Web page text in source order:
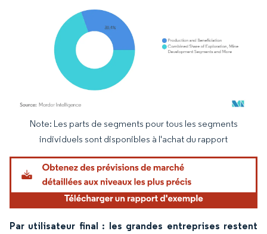
Image © Mordor Intelligence. La réutilisation nécessite une attribution sous CC BY
Note: Les parts de segments pour tous les segments
individuels sont disponibles à l'achat du rapport
Par utilisateur final : les grandes entreprises restent